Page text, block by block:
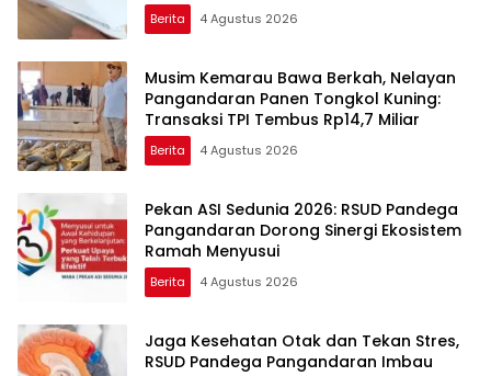
Berita 4 Agustus 2026
Musim Kemarau Bawa Berkah, Nelayan
Pangandaran Panen Tongkol Kuning:
Transaksi TPI Tembus Rp14,7 Miliar
Berita 4 Agustus 2026
Pekan ASI Sedunia 2026: RSUD Pandega
Pangandaran Dorong Sinergi Ekosistem
Ramah Menyusui
Berita 4 Agustus 2026
Jaga Kesehatan Otak dan Tekan Stres,
RSUD Pandega Pangandaran Imbau